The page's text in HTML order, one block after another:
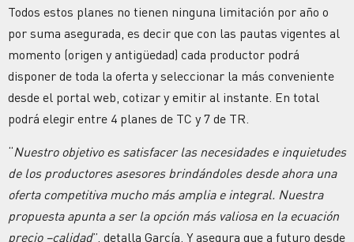
Todos estos planes no tienen ninguna limitación por año o
por suma asegurada, es decir que con las pautas vigentes al
momento (origen y antigüedad) cada productor podrá
disponer de toda la oferta y seleccionar la más conveniente
desde el portal web, cotizar y emitir al instante. En total
podrá elegir entre 4 planes de TC y 7 de TR.
“Nuestro objetivo es satisfacer las necesidades e inquietudes
de los productores asesores brindándoles desde ahora una
oferta competitiva mucho más amplia e integral. Nuestra
propuesta apunta a ser la opción más valiosa en la ecuación
precio –calidad”, detalla García. Y asegura que a futuro desde